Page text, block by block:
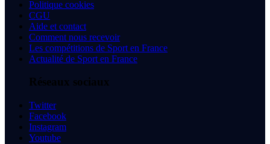
Politique cookies
CGU
Aide et contact
Comment nous recevoir
Les compétitions de Sport en France
Actualité de Sport en France
Réseaux sociaux
Twitter
Facebook
Instagram
Youtube